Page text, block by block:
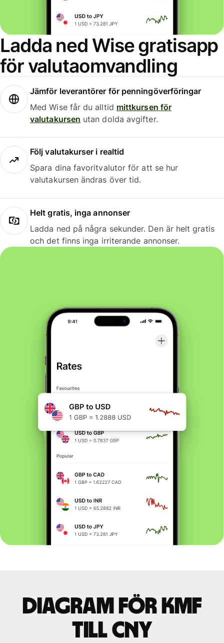
Ladda ned Wise gratisapp
för valutaomvandling
Jämför leverantörer för penningöverföringar
Med Wise får du alltid mittkursen för
valutakursen utan dolda avgifter.
Följ valutakurser i realtid
Spara dina favoritvalutor för att se hur
valutakursen ändras över tid.
Helt gratis, inga annonser
Ladda ned på några sekunder. Den är helt gratis
och det finns inga irriterande annonser.
Diagram för KMF
till CNY